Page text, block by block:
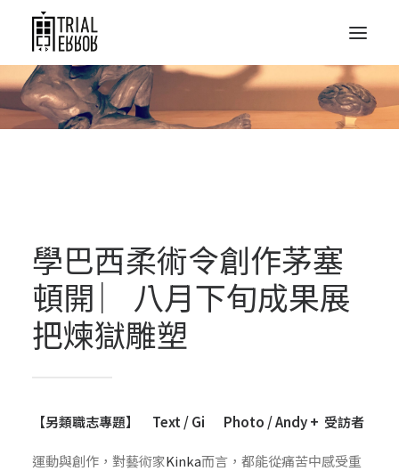
學巴西柔術令創作茅塞
頓開 ︳八月下旬成果展
把煉獄雕塑
【另類職志專題】 Text / Gi Photo / Andy + 受訪者
運動與創作，對藝術家Kinka而言，都能從痛苦中感受重